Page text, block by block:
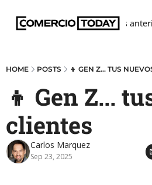
Boletín Ediciones
HOME POSTS 👦 GEN Z... TUS
👦 Gen Z...
clientes
Carlos Marquez
Sep 23, 2025